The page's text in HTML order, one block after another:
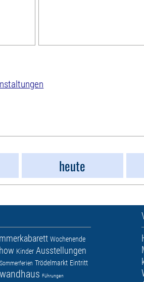
heute
Wochenende
Kinder Ausstellungen
Sommerferien Trödelmarkt Eintritt
Führungen